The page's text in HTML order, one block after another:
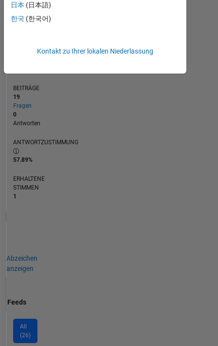
RANG
27.137
BEITRÄGE
19
Fragen
0
Antworten
ANTWORTZUSTIMMUNG
57.89%
ERHALTENE
STIMMEN
1
Abzeichen
anzeigen
Feeds
All
(26)
日本 (日本語)
한국 (한국어)
Kontakt zu Ihrer lokalen Niederlassung